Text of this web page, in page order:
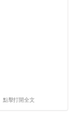
點擊打開全文